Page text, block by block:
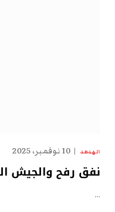
الهدهد 10 نوفمبر، 2025
نفق رفح والجيش
…